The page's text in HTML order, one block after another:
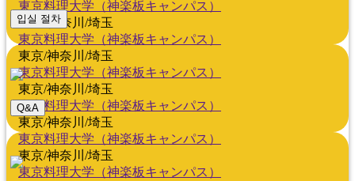
東京料理大学（神楽板キャンパス）
東京/神奈川/埼玉
東京料理大学（神楽板キャンパス）
東京/神奈川/埼玉
東京料理大学（神楽板キャンパス）
東京/神奈川/埼玉
東京料理大学（神楽板キャンパス）
東京/神奈川/埼玉
東京料理大学（神楽板キャンパス）
東京/神奈川/埼玉
東京料理大学（神楽板キャンパス）
입실 절차
Q&A